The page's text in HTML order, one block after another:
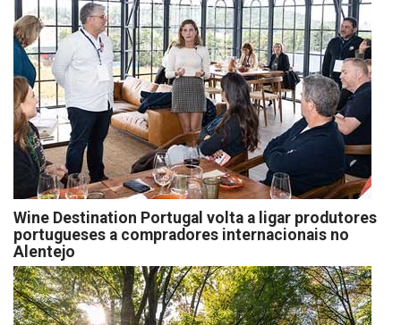
Wine Destination Portugal volta a ligar produtores
portugueses a compradores internacionais no
Alentejo